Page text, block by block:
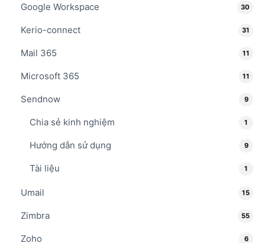
Google Workspace 30
Kerio-connect 31
Mail 365 11
Microsoft 365 11
Sendnow 9
Chia sẻ kinh nghiệm 1
Hướng dẫn sử dụng 9
Tài liệu 1
Umail 15
Zimbra 55
Zoho 6